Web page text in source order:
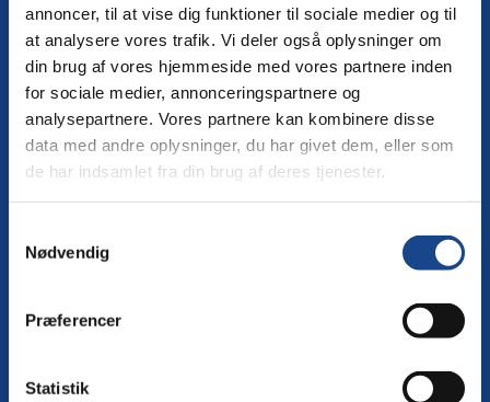
annoncer, til at vise dig funktioner til sociale medier og til
at analysere vores trafik. Vi deler også oplysninger om
din brug af vores hjemmeside med vores partnere inden
for sociale medier, annonceringspartnere og
analysepartnere. Vores partnere kan kombinere disse
data med andre oplysninger, du har givet dem, eller som
de har indsamlet fra din brug af deres tjenester.
Nødvendig
Præferencer
Statistik
+45 56 63 63 93
Send en mail til os
info@kpr.dk
GENVEJE
Book en rundvisning
Trivselsstrategi
Ledelse og medarbejdere
Whistleblower